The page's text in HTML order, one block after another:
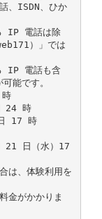
、ISDN、ひか
IP 電話は除
）」では
IP 電話も含
能です。
24 時
17 時
日（水）17
は、体験利用を
金がかかりま